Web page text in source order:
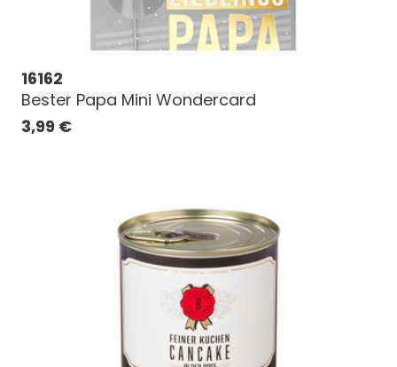
16162
Bester Papa Mini Wondercard
3,99 €